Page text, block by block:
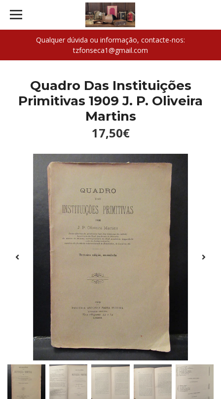
Qualquer dúvida ou informação, contacte-nos:
tzfonseca1@gmail.com
Quadro Das Instituições
Primitivas 1909 J. P. Oliveira
Martins
17,50€